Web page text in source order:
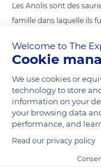
Les Anolis sont des
famille dans laquelle ils
Anolis est très vaste,
READ MORE
Welcome to The
Cookie
We use cookies or
technology to store
information on your
your browsing data
performance, and
Read our privacy policy